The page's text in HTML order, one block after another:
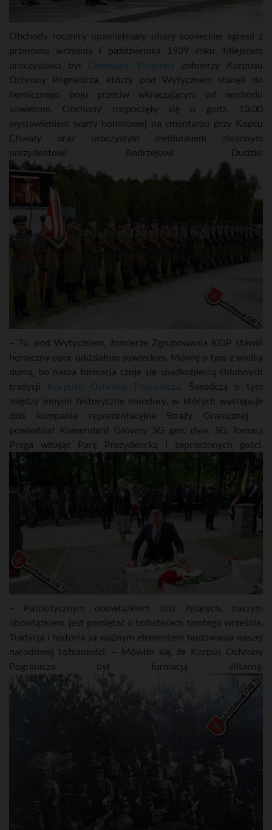
Obchody rocznicy upamiętniały ofiary sowieckiej agresji z
przełomu września i października 1939 roku. Miejscem
uroczystości był Cmentarz Wojennyżołnierzy Korpusu
Ochrony Pogranicza, którzy pod Wytycznem stanęli do
heroicznego boju przeciw wkraczającym od wschodu
sowietom. Obchody rozpoczęły się o godz. 13:00
wystawieniem warty honorowej na cmentarzu przy Kopcu
Chwały oraz uroczystym meldunkiem złożonym
prezydentowi Andrzejowi Dudzie.
– Tu, pod Wytycznem, żołnierze Zgrupowania KOP stawili
heroiczny opór oddziałom sowieckim. Mówię o tym z wielką
dumą, bo nasza formacja czuje się spadkobiercą chlubnych
tradycji
Korpusu Ochrony Pogranicza. Świadczą o tym
między innymi historyczne mundury, w których występuje
dziś kompania reprezentacyjna Straży Granicznej -
powiedział Komendant Główny SG gen. dyw. SG Tomasz
Praga witając Parę Prezydencką i zaproszonych gości.
– Patriotycznym obowiązkiem dziś żyjących, naszym
obowiązkiem, jest pamiętać o bohaterach tamtego września.
Tradycja i historia są ważnym elementem budowania naszej
narodowej tożsamości. – Mówiło się, że Korpus Ochrony
Pogranicza był formacją elitarną.